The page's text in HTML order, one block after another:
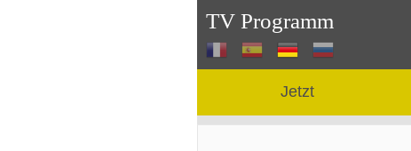
TV Programm
Jetzt